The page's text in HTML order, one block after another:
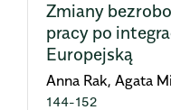
Zmiany
pracy po
Europejską
Anna Rak, Agata
144-152